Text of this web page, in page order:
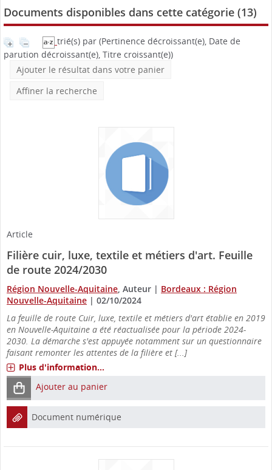
Documents disponibles dans cette catégorie (13)
trié(s) par (Pertinence décroissant(e), Date de
parution décroissant(e), Titre croissant(e))
Ajouter le résultat dans votre panier
Affiner la recherche
Article
Filière cuir, luxe, textile et métiers d'art. Feuille
de route 2024/2030
Région Nouvelle-Aquitaine , Auteur | Bordeaux : Région
Nouvelle-Aquitaine | 02/10/2024
La feuille de route Cuir, luxe, textile et métiers d'art établie en 2019
en Nouvelle-Aquitaine a été réactualisée pour la période 2024-
2030. La démarche s'est appuyée notamment sur un questionnaire
faisant remonter les attentes de la filière et [...]
Plus d'information...
Ajouter au panier
Document numérique